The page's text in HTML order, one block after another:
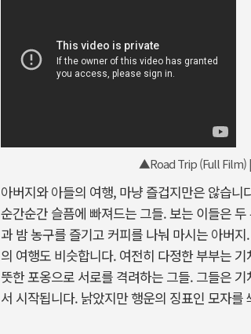
▲Road Trip (Full Film) |
아버지와 아들의 여행, 마냥 즐겁지만은 않습
순간순간 슬픔에 빠져드는 그들. 보는 이들은
과 밤 농구를 즐기고 커피를 나눠 마시는 아버
의 여행도 비슷합니다. 여전히 다정한 부부는
뜻한 포옹으로 서로를 격려하는 그들. 그들은
서 시작됩니다. 낡았지만 행운의 징표인 모자